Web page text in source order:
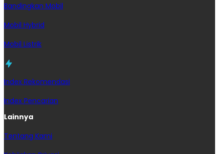
Bandingkan Mobil
Mobil Hybrid
Mobil Listrik
Index Rekomendasi
Index Pencarian
Lainnya
Tentang Kami